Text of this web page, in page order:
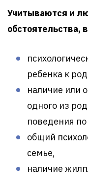
Учитываются и
обстоятельства,
ребенка к
наличие или
одного из
поведения
общий
семье,
наличие